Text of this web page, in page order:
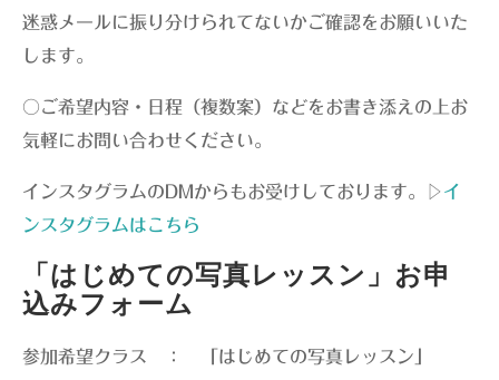
迷惑メールに振り分けられてないかご確認をお願いいた
します。
○ご希望内容・日程（複数案）などをお書き添えの上お
気軽にお問い合わせください。
インスタグラムのDMからもお受けしております。▷ イ
ンスタグラムはこちら
「はじめての写真レッスン」お申
込みフォーム
参加希望クラス ： 「はじめての写真レッスン」